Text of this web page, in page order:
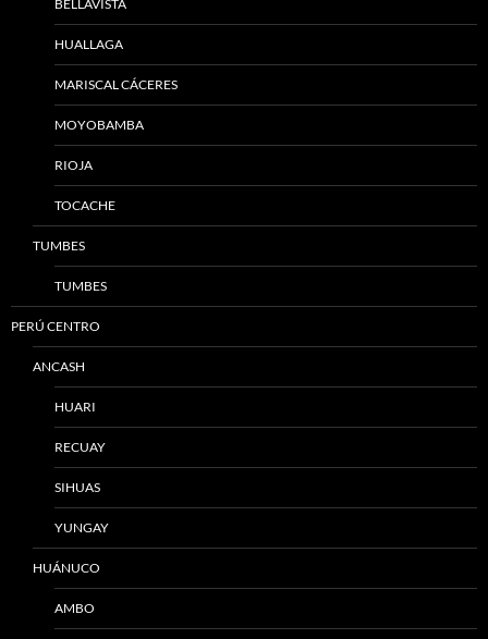
BELLAVISTA
HUALLAGA
MARISCAL CÁCERES
MOYOBAMBA
RIOJA
TOCACHE
TUMBES
TUMBES
PERÚ CENTRO
ANCASH
HUARI
RECUAY
SIHUAS
YUNGAY
HUÁNUCO
AMBO